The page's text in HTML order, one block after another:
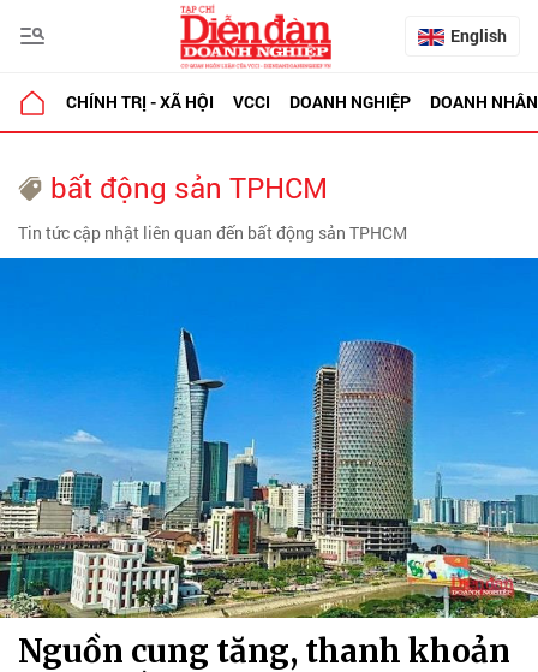
English
CHÍNH TRỊ - XÃ HỘI VCCI DOANH NGHIỆP DOANH NHÂN
bất động sản TPHCM
Tin tức cập nhật liên quan đến bất động sản TPHCM
Nguồn cung tăng, thanh khoản